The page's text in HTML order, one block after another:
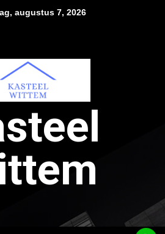
augustus 7, 2026